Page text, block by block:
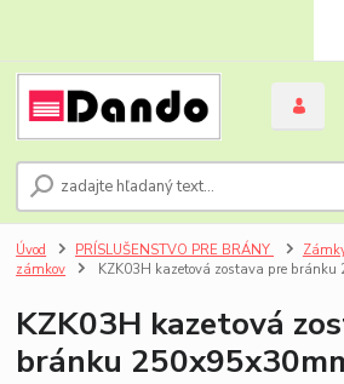
Úvod PRÍSLUŠENSTVO PRE BRÁNY
zámkov
KZK03H kazetová zostava pre
KZK03H kazetová
bránku